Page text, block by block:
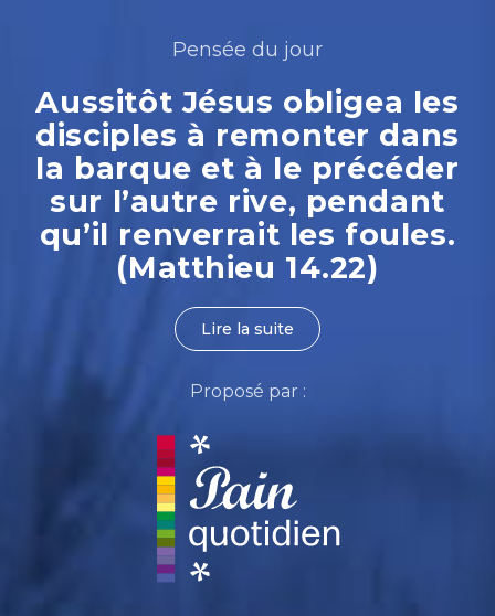
Pensée du jour
Aussitôt Jésus obligea les
disciples à remonter dans
la barque et à le précéder
sur l’autre rive, pendant
qu’il renverrait les foules.
(Matthieu 14.22)
Lire la suite
Proposé par :